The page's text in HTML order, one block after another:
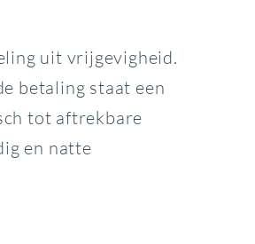
uit vrijgevigheid.
betaling staat een
tot aftrekbare
en natte